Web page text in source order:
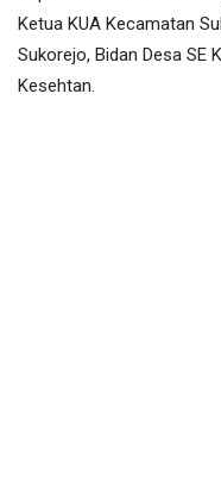
Ketua KUA Kecamatan
Sukorejo, Bidan Desa SE
Kesehtan.